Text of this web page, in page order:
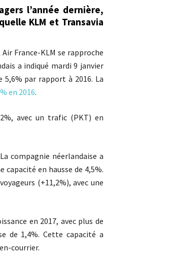
l’année dernière,
KLM et Transavia
France-KLM se rapproche
a indiqué mardi 9 janvier
5,6% par rapport à 2016. La
en 2016.
avec un trafic (PKT) en
compagnie néerlandaise a
capacité en hausse de 4,5%.
(+11,2%), avec une
en 2017, avec plus de
de 1,4%. Cette capacité a
courrier.